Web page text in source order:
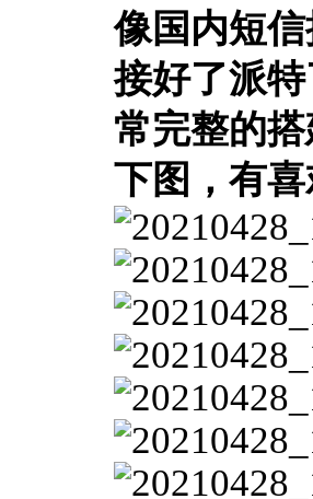
像国内短
接好了派
常完整的
下图，有